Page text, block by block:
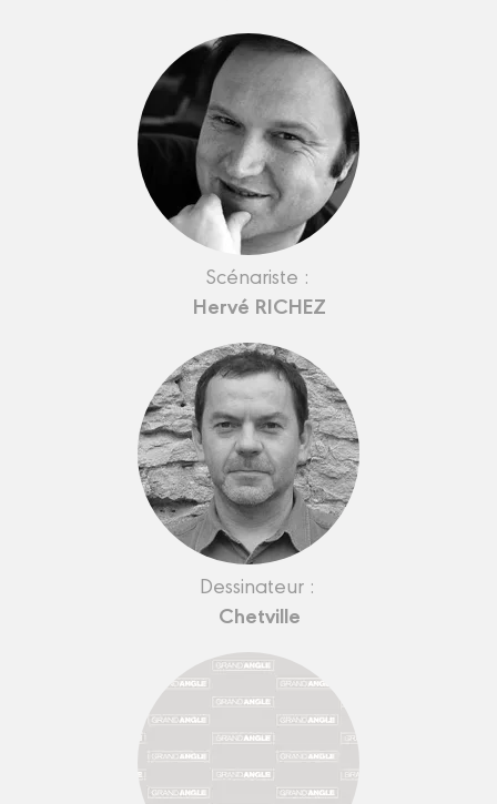
Scénariste :
Hervé RICHEZ
Dessinateur :
Chetville